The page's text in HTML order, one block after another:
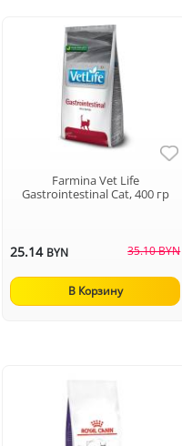
Farmina Vet Life
Gastrointestinal Cat, 400 гр
25.14 BYN 35.10 BYN
В Корзину